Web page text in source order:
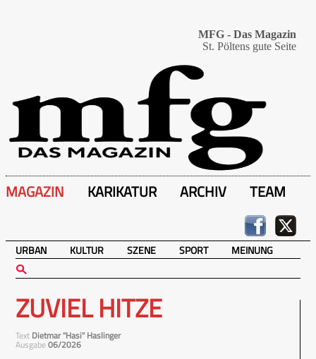
MFG - Das Magazin
St. Pöltens gute Seite
MAGAZIN KARIKATUR ARCHIV TEAM
URBAN KULTUR SZENE SPORT MEINUNG
ZUVIEL HITZE
Text Dietmar "Hasi" Haslinger
Ausgabe06/2026